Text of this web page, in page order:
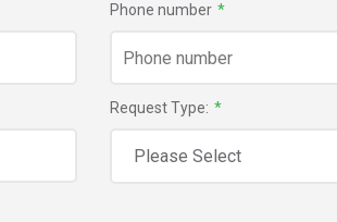
Phone number *
Request Type: *